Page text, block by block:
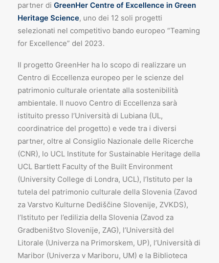
partner di GreenHer Centre of Excellence in Green
Heritage Science, uno dei 12 soli progetti
selezionati nel competitivo bando europeo “Teaming
for Excellence” del 2023.
Il progetto GreenHer ha lo scopo di realizzare un
Centro di Eccellenza europeo per le scienze del
patrimonio culturale orientate alla sostenibilità
ambientale. Il nuovo Centro di Eccellenza sarà
istituito presso l’Università di Lubiana (UL,
coordinatrice del progetto) e vede tra i diversi
partner, oltre al Consiglio Nazionale delle Ricerche
(CNR), lo UCL Institute for Sustainable Heritage della
UCL Bartlett Faculty of the Built Environment
(University College di Londra, UCL), l’Istituto per la
tutela del patrimonio culturale della Slovenia (Zavod
za Varstvo Kulturne Dediščine Slovenije, ZVKDS),
l’Istituto per l’edilizia della Slovenia (Zavod za
Gradbeništvo Slovenije, ZAG), l’Università del
Litorale (Univerza na Primorskem, UP), l’Università di
Maribor (Univerza v Mariboru, UM) e la Biblioteca